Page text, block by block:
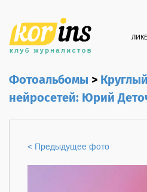
Фотоальбомы>
нейросетей: Юрий
< Предыдущее фото